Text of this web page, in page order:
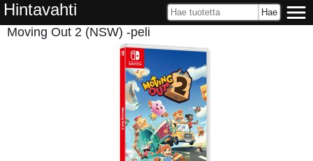
Hintavahti
Moving Out 2 (NSW) -peli